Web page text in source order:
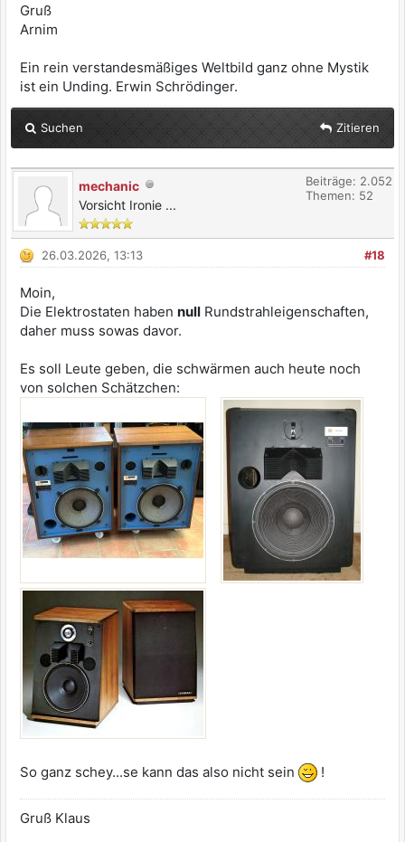
Gruß
Arnim
Ein rein verstandesmäßiges Weltbild ganz ohne Mystik
ist ein Unding. Erwin Schrödinger.
Suchen Zitieren
mechanic
Vorsicht Ironie ...
Beiträge: 2.052
Themen: 52
#18
26.03.2026, 13:13
Moin,
Die Elektrostaten haben null Rundstrahleigenschaften,
daher muss sowas davor.
Es soll Leute geben, die schwärmen auch heute noch
von solchen Schätzchen:
So ganz schey...se kann das also nicht sein !
Gruß Klaus